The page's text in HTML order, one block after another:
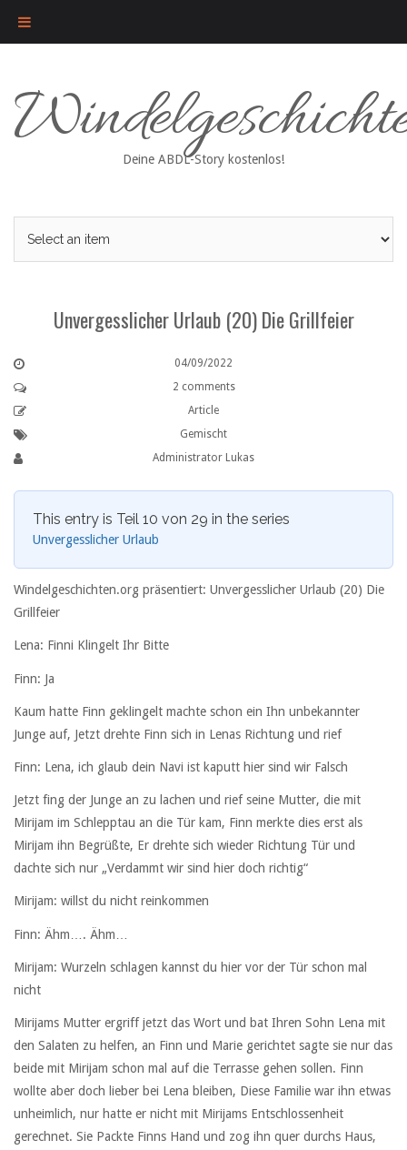
content
Deine ABDL-Story kostenlos!
Unvergesslicher Urlaub (20) Die Grillfeier
04/09/2022
2 comments
Article
Gemischt
Administrator Lukas
This entry is Teil 10 von 29 in the series
Unvergesslicher Urlaub
Windelgeschichten.org präsentiert: Unvergesslicher Urlaub (20) Die
Grillfeier
Lena: Finni Klingelt Ihr Bitte
Finn: Ja
Kaum hatte Finn geklingelt machte schon ein Ihn unbekannter
Junge auf, Jetzt drehte Finn sich in Lenas Richtung und rief
Finn: Lena, ich glaub dein Navi ist kaputt hier sind wir Falsch
Jetzt fing der Junge an zu lachen und rief seine Mutter, die mit
Mirijam im Schlepptau an die Tür kam, Finn merkte dies erst als
Mirijam ihn Begrüßte, Er drehte sich wieder Richtung Tür und
dachte sich nur „Verdammt wir sind hier doch richtig“
Mirijam: willst du nicht reinkommen
Finn: Ähm…. Ähm…
Mirijam: Wurzeln schlagen kannst du hier vor der Tür schon mal
nicht
Mirijams Mutter ergriff jetzt das Wort und bat Ihren Sohn Lena mit
den Salaten zu helfen, an Finn und Marie gerichtet sagte sie nur das
beide mit Mirijam schon mal auf die Terrasse gehen sollen. Finn
wollte aber doch lieber bei Lena bleiben, Diese Familie war ihn etwas
unheimlich, nur hatte er nicht mit Mirijams Entschlossenheit
gerechnet. Sie Packte Finns Hand und zog ihn quer durchs Haus,